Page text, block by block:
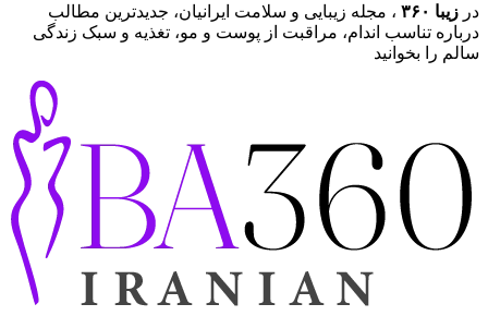
در زیبا ۳۶۰
، مجله زیبایی و سلامت ایرانیان، جدیدترین مطالب
درباره تناسب اندام، مراقبت از پوست و مو، تغذیه و سبک زندگی
سالم را بخوانید